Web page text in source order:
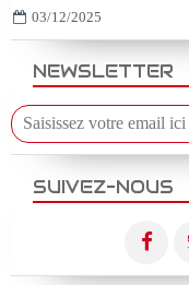
NEWSLETTER
SUIVEZ-NOUS
03/12/2025